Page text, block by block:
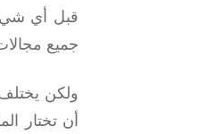
قبل أي شيء
جميع
ولكن
أن تختار